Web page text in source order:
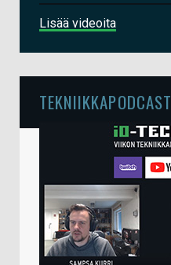
Lisää videoita
TEKNIIKKAPODCAST